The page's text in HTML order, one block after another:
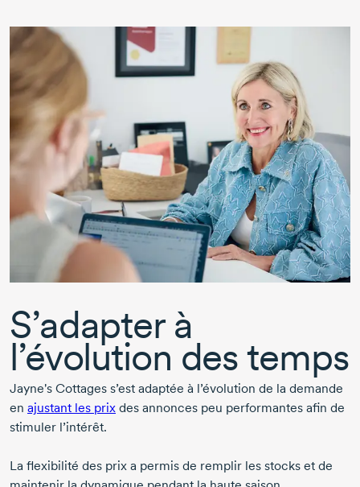
S’adapter à
l’évolution des temps
Jayne's Cottages s’est adaptée à l’évolution de la demande
en ajustant les prix des annonces peu performantes afin de
stimuler l’intérêt.
La flexibilité des prix a permis de remplir les stocks et de